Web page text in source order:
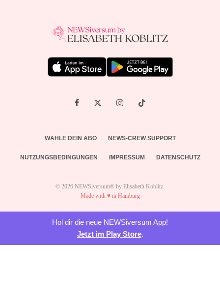
WÄHLE DEIN ABO NEWS-CREW SUPPORT
NUTZUNGSBEDINGUNGEN IMPRESSUM DATENSCHUTZ
© 2026 NEWSiversum® by Elisabeth Koblitz.
Made with ♥ in Hamburg
Hol dir die neue NEWSiversum App!
Jetzt im Play Store.